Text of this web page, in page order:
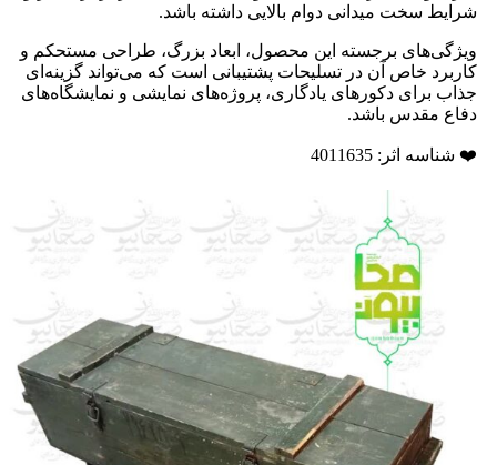
شرایط سخت میدانی دوام بالایی داشته باشد.
ویژگی‌های برجسته این محصول، ابعاد بزرگ، طراحی مستحکم و
کاربرد خاص آن در تسلیحات پشتیبانی است که می‌تواند گزینه‌ای
جذاب برای دکورهای یادگاری، پروژه‌های نمایشی و نمایشگاه‌های
دفاع مقدس باشد.
❤️ شناسه اثر: 4011635